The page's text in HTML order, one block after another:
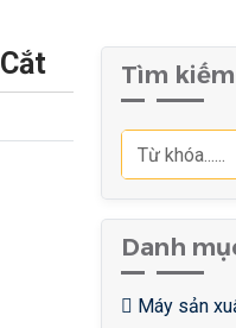
Tìm kiếm
Danh
Máy sản